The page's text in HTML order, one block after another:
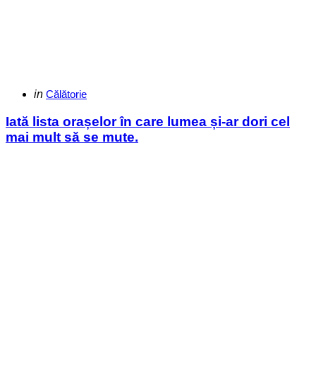
Categories
Posted
in Călătorie
Iată lista orașelor în care lumea și-ar dori cel
mai mult să se mute.